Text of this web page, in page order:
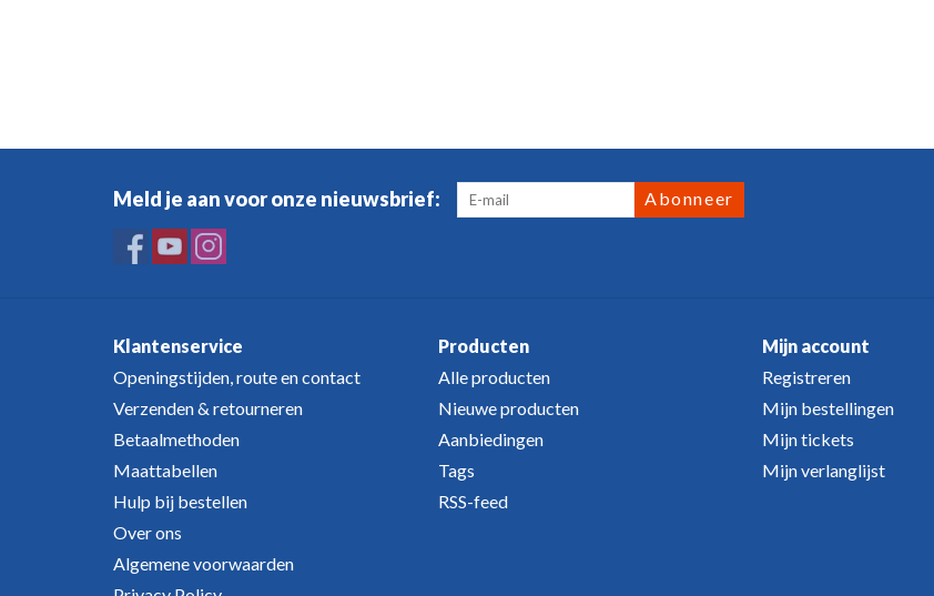
Meld je aan voor onze nieuwsbrief: Abonneer
Klantenservice
Openingstijden, route en contact
Verzenden & retourneren
Betaalmethoden
Maattabellen
Hulp bij bestellen
Over ons
Algemene voorwaarden
Producten
Alle producten
Nieuwe producten
Aanbiedingen
Tags
RSS-feed
Mijn account
Registreren
Mijn bestellingen
Mijn tickets
Mijn verlanglijst